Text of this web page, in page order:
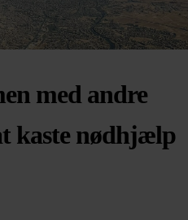
med andre
kaste nødhjælp